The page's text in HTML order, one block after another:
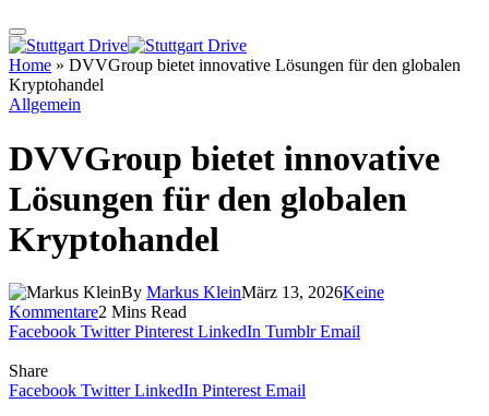
Home » DVVGroup bietet innovative Lösungen für den globalen
Kryptohandel
Allgemein
DVVGroup bietet innovative
Lösungen für den globalen
Kryptohandel
By Markus KleinMärz 13, 2026Keine
Kommentare2 Mins Read
Facebook Twitter Pinterest LinkedIn Tumblr Email
Share
Facebook Twitter LinkedIn Pinterest Email